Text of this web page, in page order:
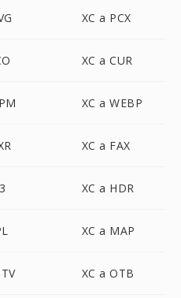
XC a PCX
XC a CUR
XC a WEBP
XC a FAX
XC a HDR
XC a MAP
XC a OTB